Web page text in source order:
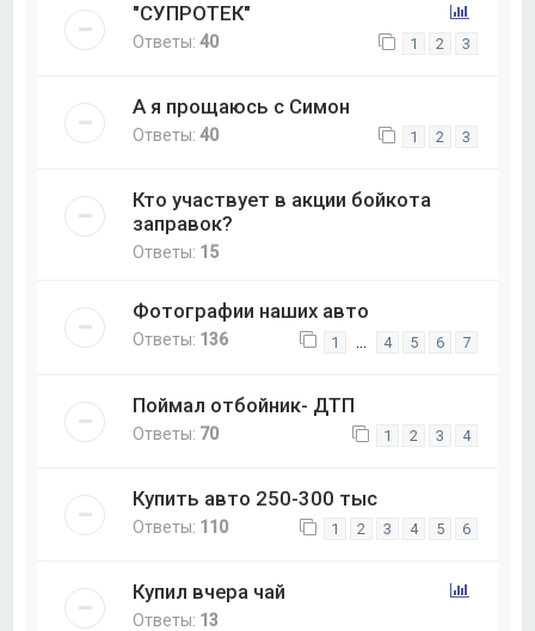
"СУПРОТЕК"
Ответы:40 1 2 3
А я прощаюсь с Симон
Ответы:40 1 2 3
Кто участвует в акции бойкота
заправок?
Ответы: 15
Фотографии наших авто
Ответы: 136 1 4 5 6 7
Поймал отбойник- ДТП
Ответы: 70 1 2 3 4
Купить авто 250-300 тыс
Ответы: 110 1 2 3 4 5 6
Купил вчера чай
Ответы: 13